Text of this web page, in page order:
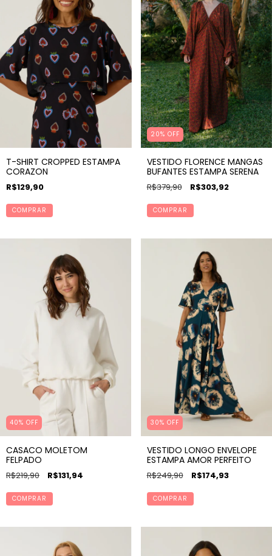
T-SHIRT CROPPED ESTAMPA
CORAZON
R$129,90
COMPRAR
20% OFF
VESTIDO FLORENCE MANGAS
BUFANTES ESTAMPA SERENA
R$379,90 R$303,92
COMPRAR
40% OFF
CASACO MOLETOM
FELPADO
R$219,90 R$131,94
COMPRAR
30% OFF
VESTIDO LONGO ENVELOPE
ESTAMPA AMOR PERFEITO
R$249,90 R$174,93
COMPRAR